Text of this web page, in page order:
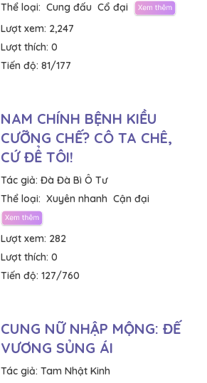
Thể loại: Cung đấu Cổ đại
Lượt xem: 2,247
Lượt thích: 0
Tiến độ: 81/177
NAM CHÍNH BỆNH KIỀU
CƯỠNG CHẾ? CÔ TA CHÊ,
CỨ ĐỂ TÔI!
Tác giả: Đà Đà Bì Ô Tư
Thể loại: Xuyên nhanh Cận đại
Lượt xem: 282
Lượt thích: 0
Tiến độ: 127/760
CUNG NỮ NHẬP MỘNG: ĐẾ
VƯƠNG SỦNG ÁI
Tác giả: Tam Nhật Kinh